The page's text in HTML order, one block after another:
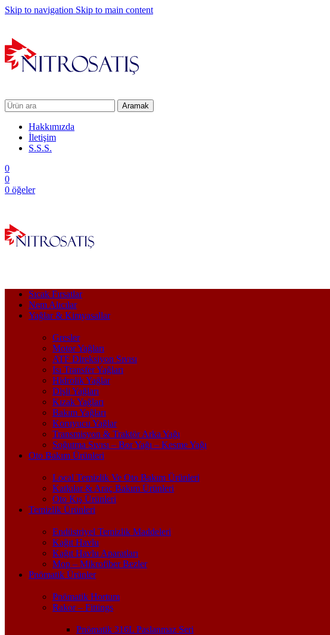
Skip to navigation Skip to main content
Aramak
Hakkımızda
İletişim
S.S.S.
0
0
0 öğeler
Sıcak Fırsatlar
Nem Alıcılar
Yağlar & Kimyasallar
Gresler
Motor Yağları
ATF Direksiyon Sıvısı
Isı Transfer Yağları
Hidrolik Yağlar
Dişli Yağları
Kızak Yağları
Bakım Yağları
Koruyucu Yağlar
Transmisyon & Traktör Arka Yağı
Soğutma Sıvısı – Bor Yağı – Kesme Yağı
Oto Bakım Ürünleri
Local Temizlik Ve Oto Bakım Ürünleri
Katkılar & Araç Bakım Ürünleri
Oto Kış Ürünleri
Temizlik Ürünleri
Endüstriyel Temizlik Maddeleri
Kağıt Havlu
Kağıt Havlu Aparatları
Mop – Mikrofiber Bezler
Pnömatik Ürünler
Pnömatik Hortum
Rakor – Fittings
Pnömatik 316L Paslanmaz Seri